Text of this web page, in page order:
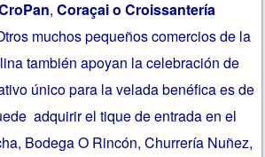
,Coraçai oCroissantería
muchos pequeños comercios de la
también apoyan la celebración de
único para la velada benéfica es de
adquirir el tique de entrada en el
Bodega O Rincón, Churrería Nuñez,